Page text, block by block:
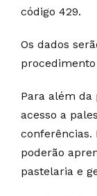
código 429.
Os dados
Para além da
acesso a
conferências.
poderão
pastelaria e